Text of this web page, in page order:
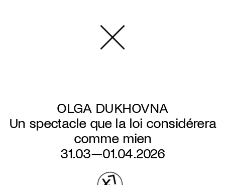
OLGA DUKHOVNA
Un spectacle que la loi considérera
comme mien
31.03—01.04.2026